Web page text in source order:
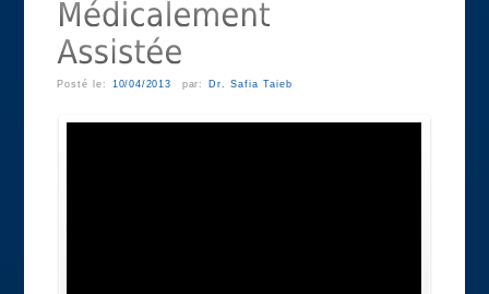
Posté le: 10/04/2013 par: Dr. Safia Taieb